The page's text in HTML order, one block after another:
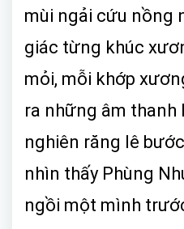
mùi ngải cứu nồng
giác từng khúc
mỏi, mỗi khớp
ra những âm thanh
nghiên răng lê
nhìn thấy Phùng
ngồi một mình